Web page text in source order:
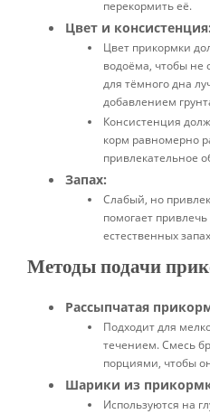
перекормить её.
Цвет и консистенция:
Цвет прикормки
водоёма, чтобы не
для тёмного дна
добавлением
Консистенция
корм равномерно
привлекательное
Запах:
Слабый, но
помогает
естественных
Методы подачи
Рассыпчатая
Подходит для
течением. Смесь
порциями, чтобы
Шарики из
Используются на